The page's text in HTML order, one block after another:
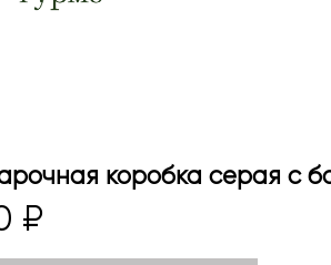
коробка серая с
₽